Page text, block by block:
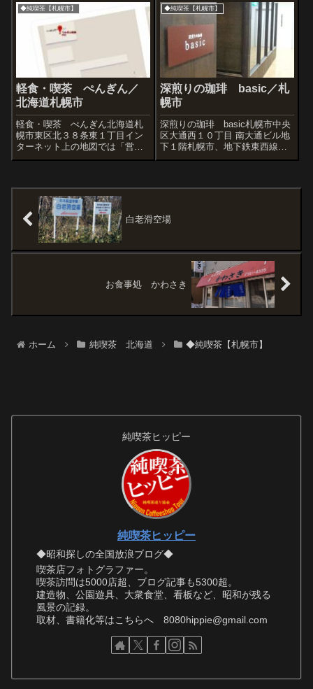
ぐち、サンローゼに続き喫茶店
が閉められたことになり、さび
しい限り。ススキノといえばキ
ングエドワード三世なんかは特
に懐か...
◆純喫茶【札幌市】
軽食・喫茶 ぺんぎん／
北海道札幌市
軽食・喫茶 ぺんぎん北海道札
幌市東区北３８条東１丁目イン
ターネット上の地図では「営業
していない」と思われても仕方
情報だったことが分かりまし
た。こういう誤表示はお店をや
っている側にとって...
◆純喫茶【札幌市】
深煎りの珈琲 basic／札
幌市
深煎りの珈琲 basic札幌市中央
区大通西１０丁目 南大通ビル地
下１階札幌市、地下鉄東西線西
１１丁目駅直結の珈琲専門店。
間。コーヒーの種類を『深煎
中でも強弱を...
白老滑空場
お食事処 かわさき
ホーム 純喫茶 北海道 ◆純喫茶【札幌市】
純喫茶ヒッピー
純喫茶ヒッピー
◆昭和探しの全国放浪ブログ◆
喫茶店フォトグラファー。
喫茶訪問は5000店超、ブログ記事も5300超。
建造物、公園遊具、大衆食堂、看板など、昭和が残る
風景の記録。
取材、書籍化等はこちらへ 8080hippie@gmail.com